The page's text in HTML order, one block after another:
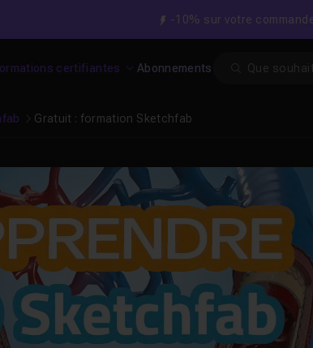
-10% sur votre
certifiantes Abonnements
Gratuit : formation Sketchfab